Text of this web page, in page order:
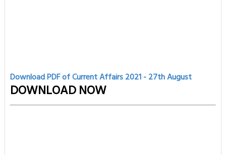
Download PDF of Current Affairs 2021 - 27thAugust
DOWNLOAD NOW